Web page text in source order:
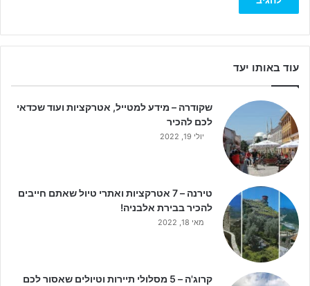
עוד באותו יעד
שקודרה – מידע למטייל, אטרקציות ועוד שכדאי
לכם להכיר
יולי 19, 2022
טירנה – 7 אטרקציות ואתרי טיול שאתם חייבים
להכיר בבירת אלבניה!
מאי 18, 2022
קרוג'ה – 5 מסלולי תיירות וטיולים שאסור לכם